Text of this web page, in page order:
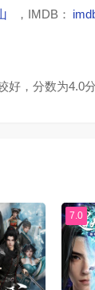
，IMDB：
好，分数为4.0
7.0